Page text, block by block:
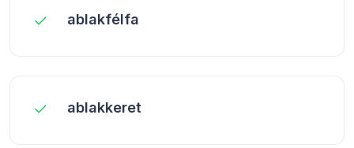
ablakfélfa
ablakkeret